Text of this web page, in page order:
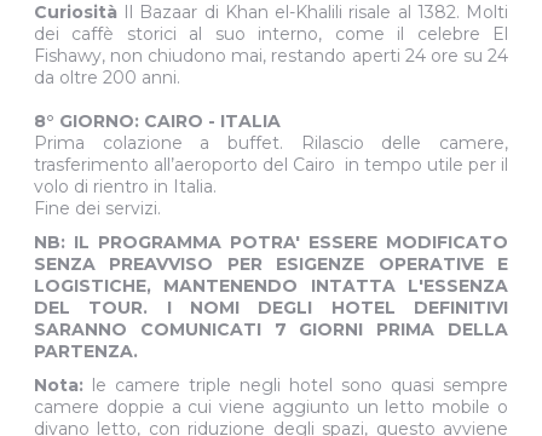
Curiosità Il Bazaar di Khan el-Khalili risale al 1382. Molti
dei caffè storici al suo interno, come il celebre El
Fishawy, non chiudono mai, restando aperti 24 ore su 24
da oltre 200 anni.
8° GIORNO: CAIRO - ITALIA
Prima colazione a buffet. Rilascio delle camere,
trasferimento all’aeroporto del Cairo in tempo utile per il
volo di rientro in Italia.
Fine dei servizi.
NB: IL PROGRAMMA POTRA' ESSERE MODIFICATO
SENZA PREAVVISO PER ESIGENZE OPERATIVE E
LOGISTICHE, MANTENENDO INTATTA L'ESSENZA
DEL TOUR. I NOMI DEGLI HOTEL DEFINITIVI
SARANNO COMUNICATI 7 GIORNI PRIMA DELLA
PARTENZA.
Nota: le camere triple negli hotel sono quasi sempre
camere doppie a cui viene aggiunto un letto mobile o
divano letto, con riduzione degli spazi, questo avviene